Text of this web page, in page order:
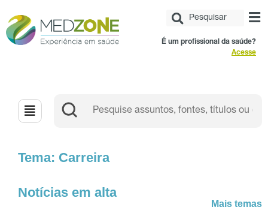
É um profissional da saúde?
Acesse
Tema: Carreira
Notícias em alta
Mais temas